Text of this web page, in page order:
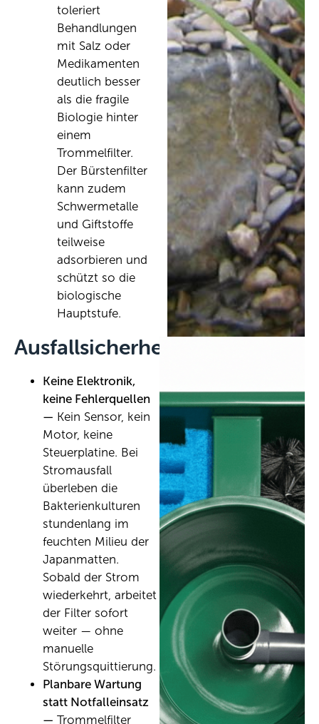
toleriert
Behandlungen
mit Salz oder
Medikamenten
deutlich besser
als die fragile
Biologie hinter
einem
Trommelfilter.
Der Bürstenfilter
kann zudem
Schwermetalle
und Giftstoffe
teilweise
adsorbieren und
schützt so die
biologische
Hauptstufe.
Ausfallsicherheit
Keine Elektronik,
keine Fehlerquellen
— Kein Sensor, kein
Motor, keine
Steuerplatine. Bei
Stromausfall
überleben die
Bakterienkulturen
stundenlang im
feuchten Milieu der
Japanmatten.
Sobald der Strom
wiederkehrt, arbeitet
der Filter sofort
weiter — ohne
manuelle
Störungsquittierung.
Planbare Wartung
statt Notfalleinsatz
— Trommelfilter